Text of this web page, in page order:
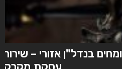
עורך דין אובדן כושר עבודה